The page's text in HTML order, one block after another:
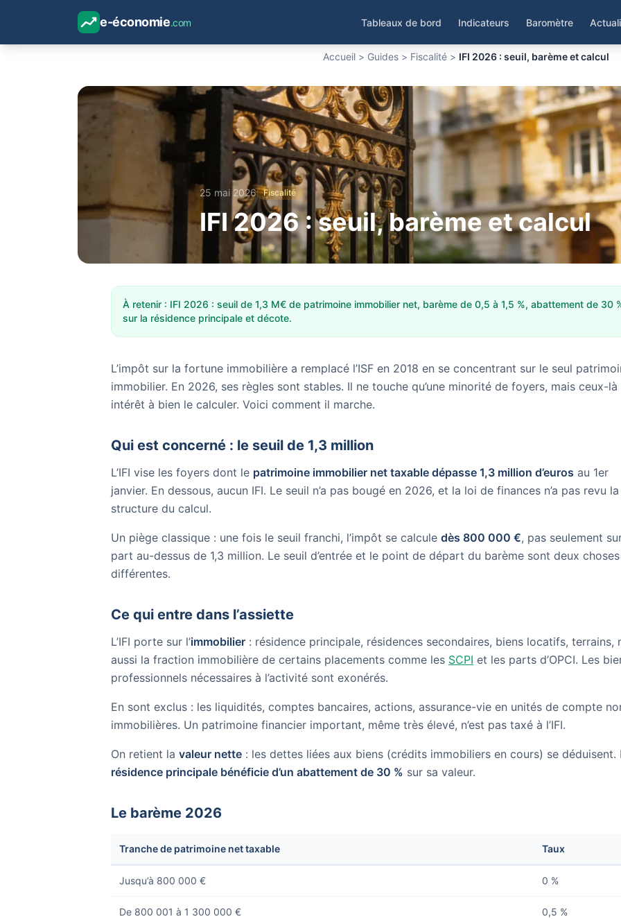
e-économie.com Tableaux de bord Indicateurs Baromètre
Accueil > Guides > Fiscalité > IFI 2026 : seuil, barème et calcul
25 mai 2026 Fiscalité
IFI 2026 : seuil, barème et calcul
À retenir : IFI 2026 : seuil de 1,3 M€ de patrimoine immobilier net, barème de 0,5 à 1,5 %, abattement de 30
sur la résidence principale et décote.
L’impôt sur la fortune immobilière a remplacé l’ISF en 2018 en se concentrant sur le seul
immobilier. En 2026, ses règles sont stables. Il ne touche qu’une minorité de foyers, mais ceux-
intérêt à bien le calculer. Voici comment il marche.
Qui est concerné : le seuil de 1,3 million
L’IFI vise les foyers dont le patrimoine immobilier net taxable dépasse 1,3 million d’euros au 1er
janvier. En dessous, aucun IFI. Le seuil n’a pas bougé en 2026, et la loi de finances n’a pas revu la
structure du calcul.
Un piège classique : une fois le seuil franchi, l’impôt se calcule dès 800 000 €, pas seulement
part au-dessus de 1,3 million. Le seuil d’entrée et le point de départ du barème sont deux choses
différentes.
Ce qui entre dans l’assiette
L’IFI porte sur l’immobilier : résidence principale, résidences secondaires, biens locatifs, terrains,
aussi la fraction immobilière de certains placements comme les SCPI et les parts d’OPCI. Les
professionnels nécessaires à l’activité sont exonérés.
En sont exclus : les liquidités, comptes bancaires, actions, assurance-vie en unités de compte
immobilières. Un patrimoine financier important, même très élevé, n’est pas taxé à l’IFI.
On retient la valeur nette : les dettes liées aux biens (crédits immobiliers en cours) se déduisent.
résidence principale bénéficie d’un abattement de 30 % sur sa valeur.
Le barème 2026
Tranche de patrimoine net taxable Taux
Jusqu’à 800 000 € 0 %
De 800 001 à 1 300 000 € 0,5 %